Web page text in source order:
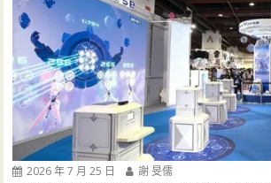
2026 年 7 月 25 日 謝 旻儒